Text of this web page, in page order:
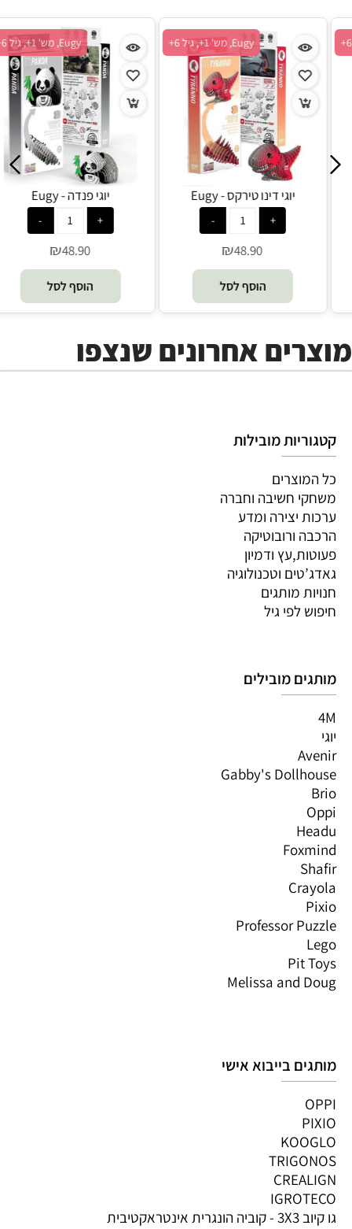
Eugy, מש' 1+, גיל 6+
יוגי דינו טירקס - Eugy
₪48.90
הוסף לסל
Eugy, מש' 1+, גיל 6+
יוגי דינו סטגו - Eugy
₪44.90
הוסף לסל
מוצרים אחרונים שנצפו
קטגוריות מובילות
כל המוצרים
משחקי חשיבה וחברה
ערכות יצירה ומדע
הרכבה ורובוטיקה
פעוטות,עץ ודמיון
גאדג’טים וטכנולוגיה
חנויות מותגים
חיפוש לפי גיל
מותגים מובילים
4M
יוגי
Avenir
Gabby's Dollhouse
Brio
Oppi
Headu
Foxmind
Shafir
Crayola
Pixio
Professor Puzzle
Lego
Pit Toys
Melissa and Doug
מותגים בייבוא אישי
OPPI
PIXIO
KOOGLO
TRIGONOS
CREALIGN
IGROTECO
גו קיוב 3X3 - קוביה הונגרית אינטראקטיבית